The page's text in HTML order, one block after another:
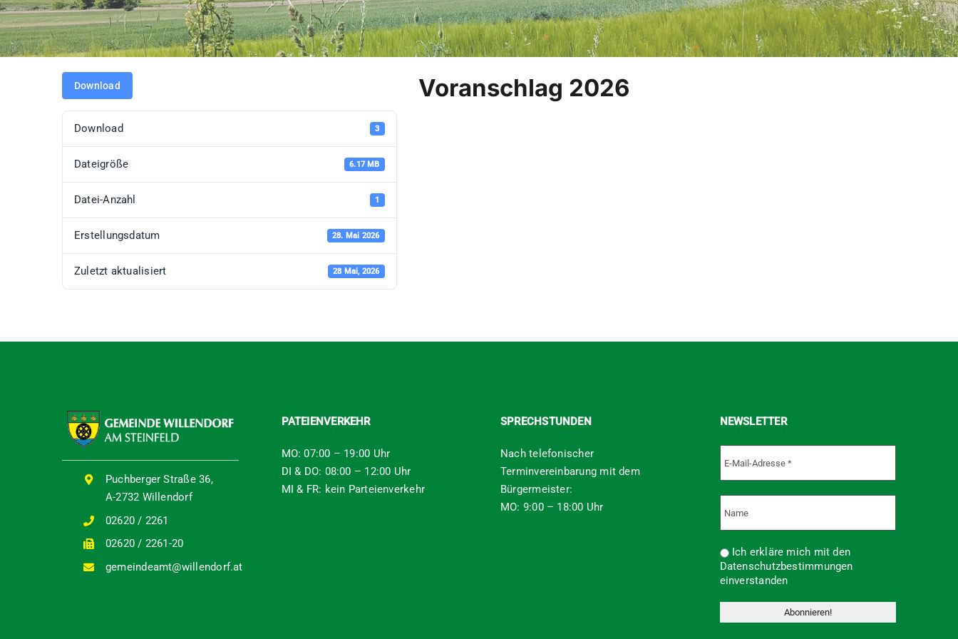
Download
Download 3
Dateigröße 6.17 MB
Datei-Anzahl 1
Erstellungsdatum 28. Mai 2026
Zuletzt aktualisiert 28 Mai, 2026
Voranschlag 2026
Puchberger Straße 36,
A-2732 Willendorf
02620 / 2261
02620 / 2261-20
gemeindeamt@willendorf.at
PATEIENVERKEHR
MO: 07:00 – 19:00 Uhr
DI & DO: 08:00 – 12:00 Uhr
MI & FR: kein Parteienverkehr
SPRECHSTUNDEN
Nach telefonischer
Terminvereinbarung mit dem
Bürgermeister:
MO: 9:00 – 18:00 Uhr
NEWSLETTER
Ich erkläre mich mit den
Datenschutzbestimmungen
einverstanden